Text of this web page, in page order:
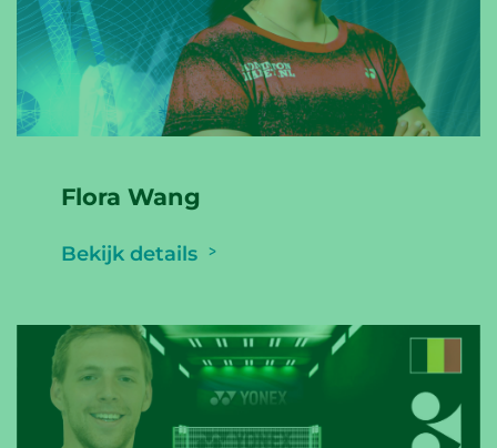
Flora Wang
Bekijk details